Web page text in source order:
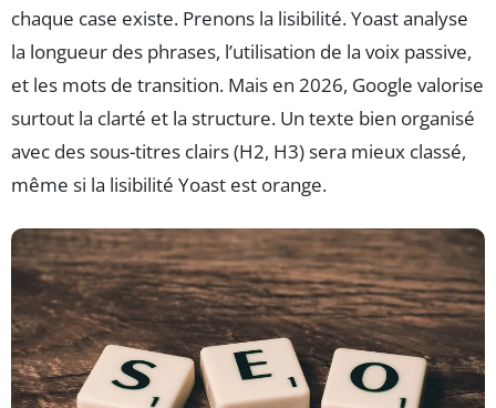
chaque case existe. Prenons la lisibilité. Yoast analyse
la longueur des phrases, l’utilisation de la voix passive,
et les mots de transition. Mais en 2026, Google valorise
surtout la clarté et la structure. Un texte bien organisé
avec des sous-titres clairs (H2, H3) sera mieux classé,
même si la lisibilité Yoast est orange.